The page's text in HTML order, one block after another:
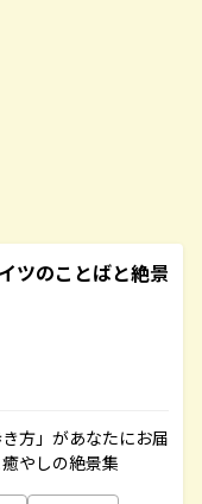
ツのことばと絶景
方」があなたにお届
やしの絶景集